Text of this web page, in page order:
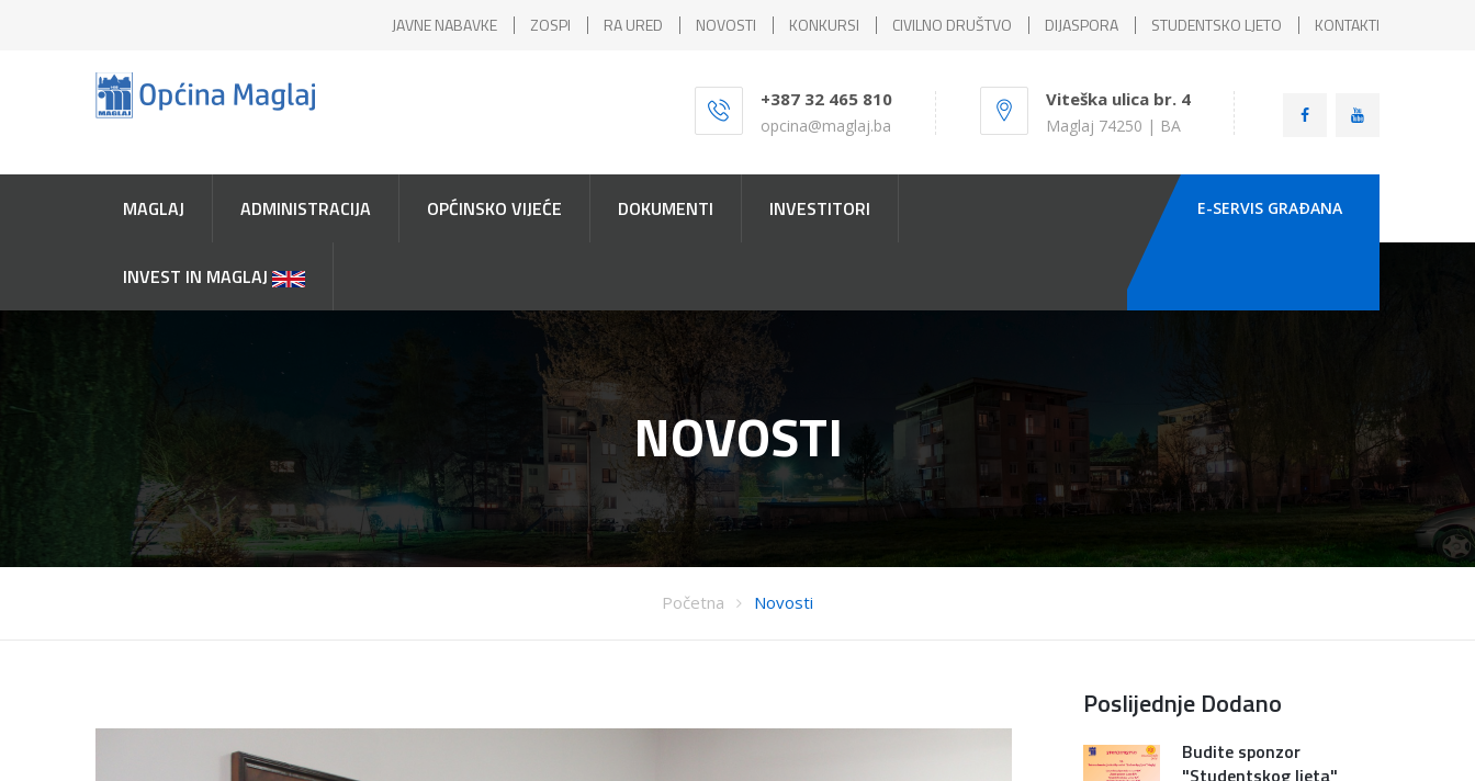
JAVNE NABAVKE ZOSPI RA URED NOVOSTI KONKURSI CIVILNO DRUŠTVO DIJASPORA STUDENTSKO LJETO KONTAKTI
+387 32 465 810
opcina@maglaj.ba
Viteška ulica br. 4
Maglaj 74250 | BA
MAGLAJ ADMINISTRACIJA OPĆINSKO VIJEĆE DOKUMENTI INVESTITORI
INVEST IN MAGLAJ
E-SERVIS GRAÐANA
NOVOSTI
Početna Novosti
Poslijednje Dodano
Budite sponzor
"Studentskog ljeta"